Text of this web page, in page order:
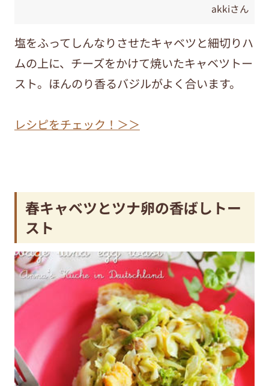
akkiさん
塩をふってしんなりさせたキャベツと細切りハ
ムの上に、チーズをかけて焼いたキャベツトー
スト。ほんのり香るバジルがよく合います。
レシピをチェック！＞＞
春キャベツとツナ卵の香ばしトー
スト